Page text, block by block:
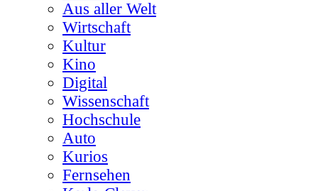
Aus aller Welt
Wirtschaft
Kultur
Kino
Digital
Wissenschaft
Hochschule
Auto
Kurios
Fernsehen